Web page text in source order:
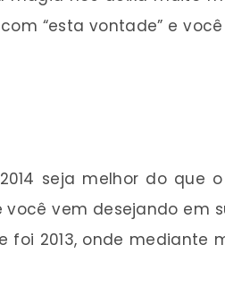
“esta vontade” e
seja melhor do que
vem desejando em
2013, onde mediante